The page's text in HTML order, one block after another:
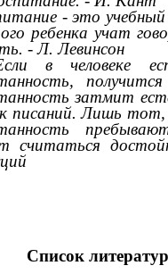
- это учебный
ребенка учат
- Л. Левинсон
в человеке
затмит
писаний. Лишь тот,
считаться
Список